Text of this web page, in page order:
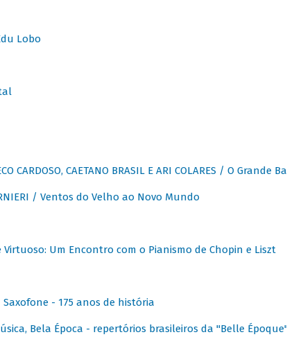
Lobo
CARDOSO, CAETANO BRASIL E ARI COLARES / O Grande
/ Ventos do Velho ao Novo Mundo
Virtuoso: Um Encontro com o Pianismo de Chopin e Liszt
/ Saxofone - 175 anos de história
Bela Época - repertórios brasileiros da "Belle